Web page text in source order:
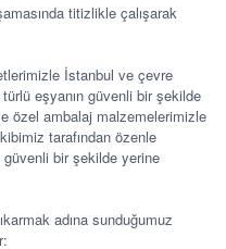
titizlikle çalışarak
İstanbul ve çevre
eşyanın güvenli bir şekilde
özel ambalaj malzemelerimizle
tarafından özenle
güvenli bir şekilde yerine
adına sunduğumuz